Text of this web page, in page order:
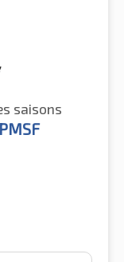
saisons